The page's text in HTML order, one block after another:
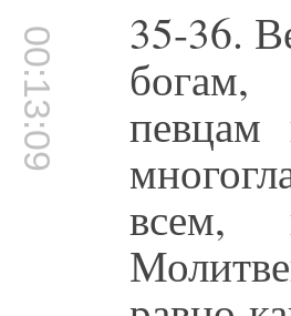
00:13:09 35-36.
богам,
певцам
всем,